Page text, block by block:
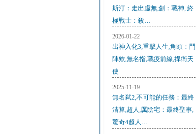
斯汀：走出虛無,創：戰神, 終
極戰士：殺…
2026-01-22
出神入化3,重擊人生,角頭：鬥
陣欸,無名指,戰疫前線,捍衛天
使
2025-11-19
無名弒2,不可能的任務：最終
清算,超人,厲陰宅：最終聖事,
驚奇4超人…